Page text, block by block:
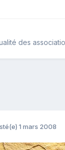
des
1 mars 2008